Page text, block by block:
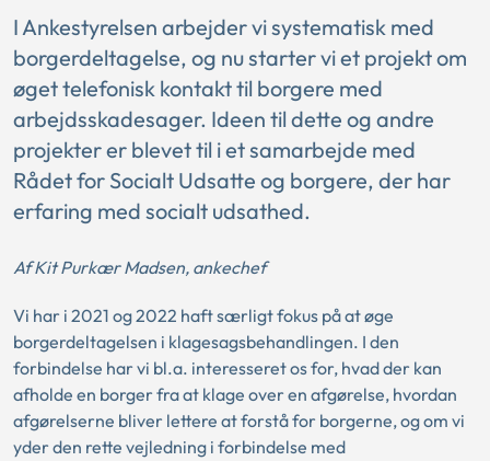
I Ankestyrelsen arbejder vi systematisk med
borgerdeltagelse, og nu starter vi et projekt om
øget telefonisk kontakt til borgere med
arbejdsskadesager. Ideen til dette og andre
projekter er blevet til i et samarbejde med
Rådet for Socialt Udsatte og borgere, der har
erfaring med socialt udsathed.
Af Kit Purkær Madsen, ankechef
Vi har i 2021 og 2022 haft særligt fokus på at øge
borgerdeltagelsen i klagesagsbehandlingen. I den
forbindelse har vi bl.a. interesseret os for, hvad der kan
afholde en borger fra at klage over en afgørelse, hvordan
afgørelserne bliver lettere at forstå for borgerne, og om vi
yder den rette vejledning i forbindelse med